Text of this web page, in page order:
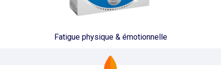
Fatigue physique & émotionnelle